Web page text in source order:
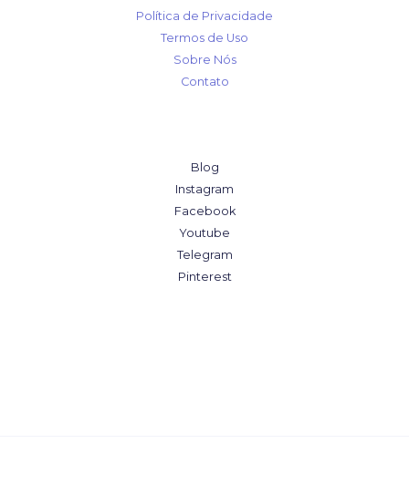
Política de Privacidade
Termos de Uso
Sobre Nós
Contato
Blog
Instagram
Facebook
Youtube
Telegram
Pinterest